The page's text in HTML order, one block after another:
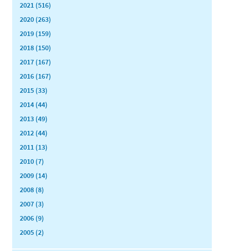
2021 (516)
2020 (263)
2019 (159)
2018 (150)
2017 (167)
2016 (167)
2015 (33)
2014 (44)
2013 (49)
2012 (44)
2011 (13)
2010 (7)
2009 (14)
2008 (8)
2007 (3)
2006 (9)
2005 (2)